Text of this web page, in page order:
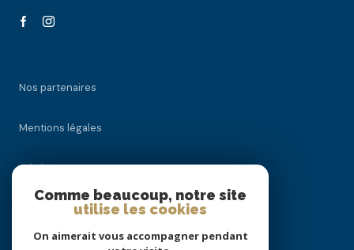
Nos partenaires
Mentions légales
Admin
Nos honoraires
Comme beaucoup, notre site
utilise les cookies
On aimerait vous accompagner pendant